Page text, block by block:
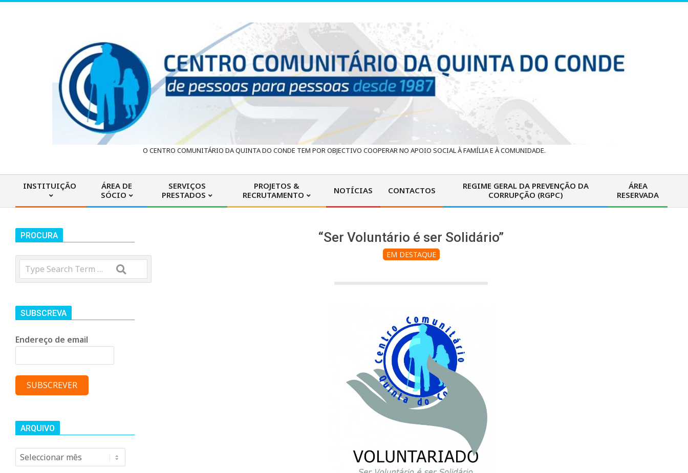
e
n
t
r
o
C
o
m
u
O CENTRO COMUNITÁRIO DA QUINTA DO CONDE TEM POR OBJECTIVO COOPERAR NO APOIO SOCIAL À FAMÍLIA E À COMUNIDADE.
Primary
Navigation
INSTITUIÇÃO
ÁREA DE
SÓCIO
SERVIÇOS
PRESTADOS
PROJETOS &
RECRUTAMENTO
NOTÍCIAS CONTACTOS
REGIME GERAL DA PREVENÇÃO DA
CORRUPÇÃO (RGPC)
ÁREA
RESERVADA
“Ser Voluntário é ser Solidário”
EM DESTAQUE
PROCURA
Search
SUBSCREVA
Endereço de email
ARQUIVO
Arquivo